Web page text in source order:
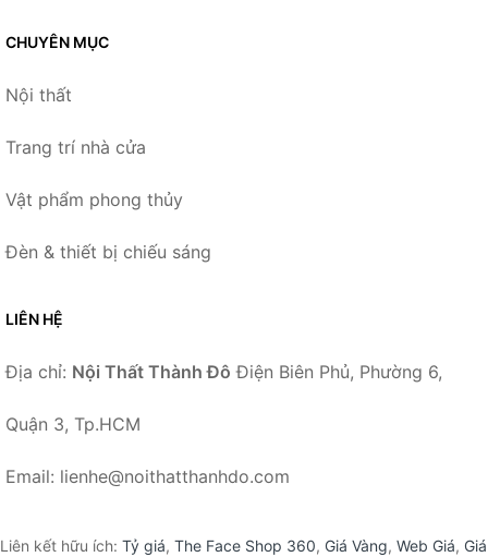
CHUYÊN MỤC
Nội thất
Trang trí nhà cửa
Vật phẩm phong thủy
Đèn & thiết bị chiếu sáng
LIÊN HỆ
Địa chỉ: Nội Thất Thành Đô Điện Biên Phủ, Phường 6,
Quận 3, Tp.HCM
Email: lienhe@noithatthanhdo.com
Liên kết hữu ích: Tỷ giá, The Face Shop 360, Giá Vàng, Web Giá, Giá